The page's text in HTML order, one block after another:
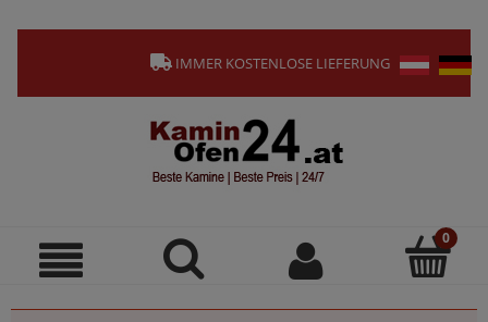
IMMER KOSTENLOSE LIEFERUNG